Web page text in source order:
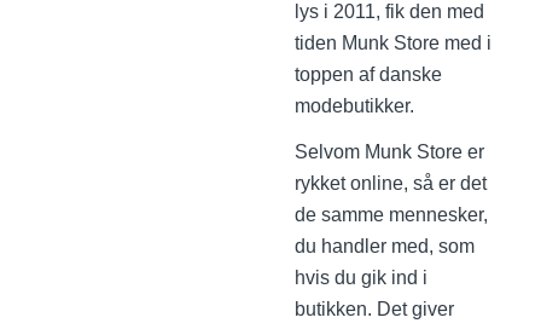
lys i 2011, fik den med
tiden Munk Store med i
toppen af danske
modebutikker.
Selvom Munk Store er
rykket online, så er det
de samme mennesker,
du handler med, som
hvis du gik ind i
butikken. Det giver